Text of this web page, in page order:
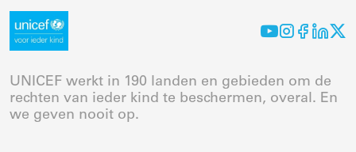
UNICEF werkt in 190 landen en gebieden om de
rechten van ieder kind te beschermen, overal. En
we geven nooit op.